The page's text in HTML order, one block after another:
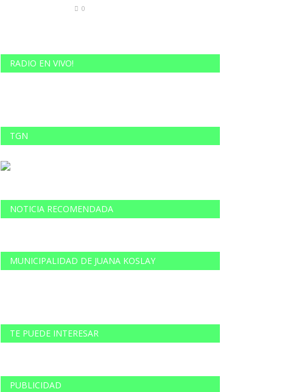
0
RADIO EN VIVO!
TGN
NOTICIA RECOMENDADA
MUNICIPALIDAD DE JUANA KOSLAY
TE PUEDE INTERESAR
PUBLICIDAD